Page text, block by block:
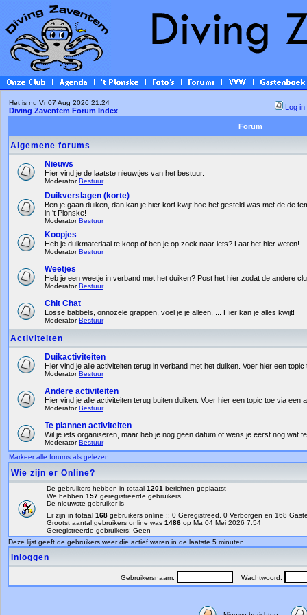
Het is nu Vr 07 Aug 2026 21:24
Diving Zaventem Forum Index Log
Forum
Algemene forums
Nieuws
Hier vind je de laatste nieuwtjes van het bestuur.
ModeratorBestuur
Duikverslagen (korte)
Ben je gaan duiken, dan kan je hier kort kwijt hoe het gesteld was met de de
in 't Plonske!
ModeratorBestuur
Koopjes
Heb je duikmateriaal te koop of ben je op zoek naar iets? Laat het hier weten!
ModeratorBestuur
Weetjes
Heb je een weetje in verband met het duiken? Post het hier zodat de andere
ModeratorBestuur
Chit Chat
Losse babbels, onnozele grappen, voel je je alleen, ... Hier kan je alles kwijt!
ModeratorBestuur
Activiteiten
Duikactiviteiten
Hier vind je alle activiteiten terug in verband met het duiken. Voer hier een
ModeratorBestuur
Andere activiteiten
Hier vind je alle activiteiten terug buiten duiken. Voer hier een topic toe via een
ModeratorBestuur
Te plannen activiteiten
Wil je iets organiseren, maar heb je nog geen datum of wens je eerst nog wat
ModeratorBestuur
Markeer alle forums als gelezen
Wie zijn er Online?
De gebruikers hebben in totaal 1201 berichten geplaatst
We hebben 157 geregistreerde gebruikers
De nieuwste gebruiker is
Er zijn in totaal 168 gebruikers online :: 0 Geregistreed, 0 Verborgen en 168
Grootst aantal gebruikers online was 1486 op Ma 04 Mei 2026 7:54
Geregistreerde gebruikers: Geen
Deze lijst geeft de gebruikers weer die actief waren in de laatste 5 minuten
Inloggen
Gebruikersnaam: Wachtwoord: